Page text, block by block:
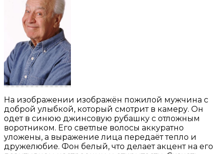
На изображении изображён пожилой мужчина с
доброй улыбкой, который смотрит в камеру. Он
одет в синюю джинсовую рубашку с отложным
воротником. Его светлые волосы аккуратно
уложены, а выражение лица передаёт тепло и
дружелюбие. Фон белый, что делает акцент на его